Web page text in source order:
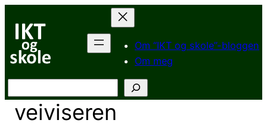
innhold
Om “IKT og skole”-bloggen
Om meg
veiviseren